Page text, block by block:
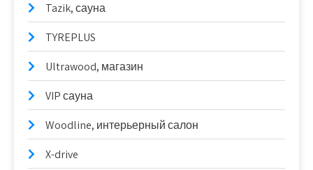
Tazik, сауна
TYREPLUS
Ultrawood, магазин
VIP сауна
Woodline, интерьерный салон
X-drive